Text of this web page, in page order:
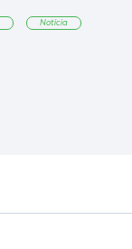
Notícia